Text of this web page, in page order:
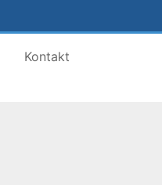
Kontakt